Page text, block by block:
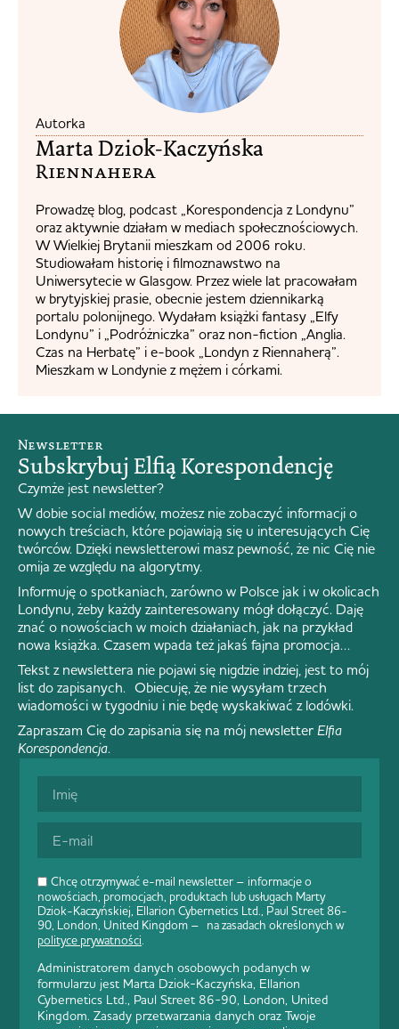
Autorka
Marta Dziok-Kaczyńska
Riennahera​
Prowadzę blog, podcast „Korespondencja z Londynu”
oraz aktywnie działam w mediach społecznościowych.
W Wielkiej Brytanii mieszkam od 2006 roku.
Studiowałam historię i filmoznawstwo na
Uniwersytecie w Glasgow. Przez wiele lat pracowałam
w brytyjskiej prasie, obecnie jestem dziennikarką
portalu polonijnego. Wydałam książki fantasy „Elfy
Londynu” i „Podróżniczka” oraz non-fiction „Anglia.
Czas na Herbatę” i e-book „Londyn z Riennaherą”.
Mieszkam w Londynie z mężem i córkami.
Chcę otrzymywać e-mail newsletter – informacje o
nowościach, promocjach, produktach lub usługach Marty
Dziok-Kaczyńskiej, Ellarion Cybernetics Ltd., Paul Street 86-
90, London, United Kingdom – na zasadach określonych w
polityce prywatności.
Administratorem danych osobowych podanych w
formularzu jest Marta Dziok-Kaczyńska, Ellarion
Cybernetics Ltd., Paul Street 86-90, London, United
Kingdom. Zasady przetwarzania danych oraz Twoje
Newsletter
Subskrybuj Elfią Korespondencję
Czymże jest newsletter?
W dobie social mediów, możesz nie zobaczyć informacji o
nowych treściach, które pojawiają się u interesujących Cię
twórców. Dzięki newsletterowi masz pewność, że nic Cię nie
omija ze względu na algorytmy.
Informuję o spotkaniach, zarówno w Polsce jak i w okolicach
Londynu, żeby każdy zainteresowany mógł dołączyć. Daję
znać o nowościach w moich działaniach, jak na przykład
nowa książka. Czasem wpada też jakaś fajna promocja…
Tekst z newslettera nie pojawi się nigdzie indziej, jest to mój
list do zapisanych. Obiecuję, że nie wysyłam trzech
wiadomości w tygodniu i nie będę wyskakiwać z lodówki.
Zapraszam Cię do zapisania się na mój newsletter Elfia
Korespondencja.